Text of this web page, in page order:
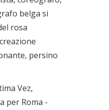
belga si
rosa
persino
Vez,
per Roma -